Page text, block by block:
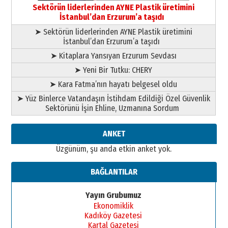
bir vizyon proje daha!
02 Ağustos 2026 Pazar
Sektörün liderlerinden AYNE Plastik üretimini
İstanbul’dan Erzurum’a taşıdı
➤ Sektörün liderlerinden AYNE Plastik üretimini
İstanbul’dan Erzurum’a taşıdı
➤ Kitaplara Yansıyan Erzurum Sevdası
➤ Yeni Bir Tutku: CHERY
➤ Kara Fatma’nın hayatı belgesel oldu
➤ Yüz Binlerce Vatandaşın İstihdam Edildiği Özel Güvenlik
Sektörünü İşin Ehline, Uzmanına Sordum
ANKET
Üzgünüm, şu anda etkin anket yok.
BAĞLANTILAR
Yayın Grubumuz
Ekonomiklik
Kadıköy Gazetesi
Kartal Gazetesi